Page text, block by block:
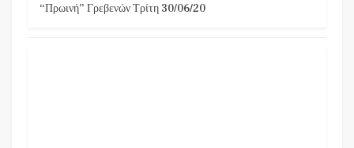
“Πρωινή” Γρεβενών Τρίτη 30/06/20